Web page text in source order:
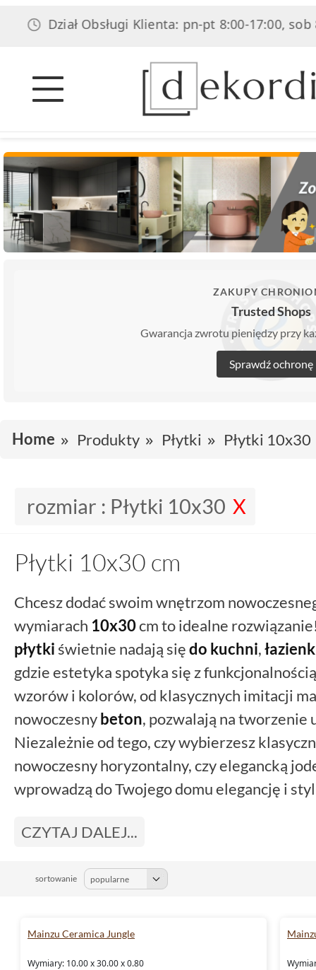
Obsługi Klienta: pn-pt 8:00-17:00, sob 8:00-
ZAKUPY
Trusted Shops
Gwarancja zwrotu pieniędzy przy
Sprawdź ochronę
Home Produkty Płytki Płytki 10x30
rozmiar : Płytki 10x30
Płytki 10x30 cm
Chcesz dodać swoim wnętrzom
wymiarach 10x30cm to idealne
płytki świetnie nadają siędo kuchni,
gdzie estetyka spotyka się z
wzorów i kolorów, od klasycznych imitacji
nowoczesnybeton, pozwalają na tworzenie
Niezależnie od tego, czy wybierzesz
nowoczesny horyzontalny, czy elegancką
wprowadzą do Twojego domu elegancję i
CZYTAJ DALEJ...
sortowanie
Mainzu Ceramica Jungle
Wymiary: 10.00 x 30.00 x 0.80